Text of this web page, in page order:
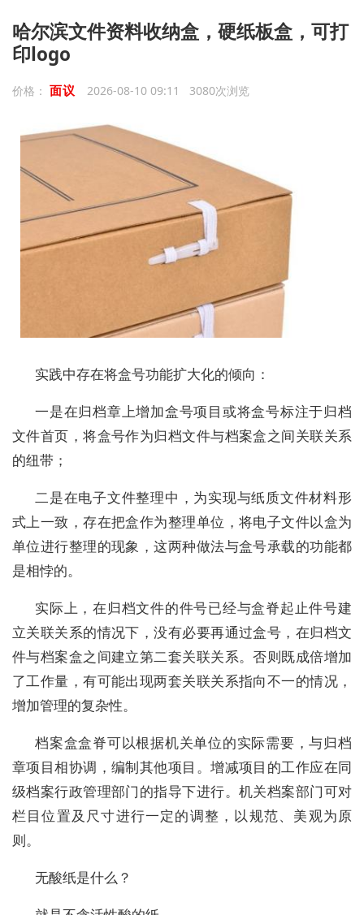
哈尔滨文件资料收纳盒，硬纸板盒，可打
印logo
价格： 面议 2026-08-10 09:11 3080次浏览
实践中存在将盒号功能扩大化的倾向：
一是在归档章上增加盒号项目或将盒号标注于归档
文件首页，将盒号作为归档文件与档案盒之间关联关系
的纽带；
二是在电子文件整理中，为实现与纸质文件材料形
式上一致，存在把盒作为整理单位，将电子文件以盒为
单位进行整理的现象，这两种做法与盒号承载的功能都
是相悖的。
实际上，在归档文件的件号已经与盒脊起止件号建
立关联关系的情况下，没有必要再通过盒号，在归档文
件与档案盒之间建立第二套关联关系。否则既成倍增加
了工作量，有可能出现两套关联关系指向不一的情况，
增加管理的复杂性。
档案盒盒脊可以根据机关单位的实际需要，与归档
章项目相协调，编制其他项目。增减项目的工作应在同
级档案行政管理部门的指导下进行。机关档案部门可对
栏目位置及尺寸进行一定的调整，以规范、美观为原
则。
无酸纸是什么？